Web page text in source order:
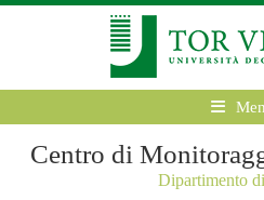
Centro di
Dipartimento